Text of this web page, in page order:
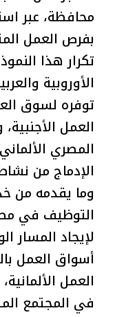
محافظة، عبر
بفرص العمل
تكرار هذا
الأوروبية
توفره لسوق
العمل
المصري
الإدماج من
وما يقدمه من
التوظيف في
لإيجاد
أسواق العمل
العمل
في المجتمع